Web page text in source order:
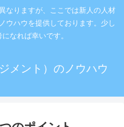
なりますが、ここでは新人の人材
ウハウを提供しております。少し
なれば幸いです。
メント）のノウハウ